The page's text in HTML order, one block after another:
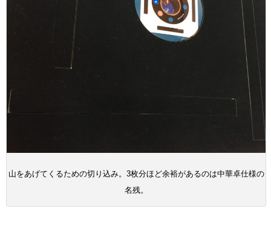
山をあげてくるための切り込み。3枚分ほど余裕があるのは中華卓仕様の
名残。